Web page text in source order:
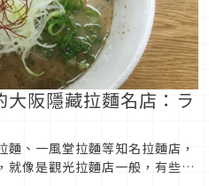
阪隱藏拉麵名店：ラ
、一風堂拉麵等知名拉麵店，
就像是觀光拉麵店一般，有些人